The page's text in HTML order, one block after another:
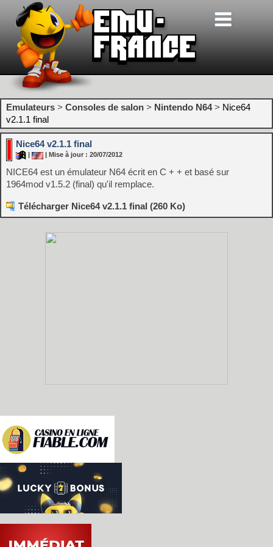
Emulateurs > Consoles de salon > Nintendo N64> Nice64
v2.1.1 final
Nice64 v2.1.1 final
| Mise à jour : 20/07/2012
NICE64 est un émulateur N64 écrit en C + + et basé sur
1964mod v1.5.2 (final) qu'il remplace.
Télécharger Nice64 v2.1.1 final (260 Ko)